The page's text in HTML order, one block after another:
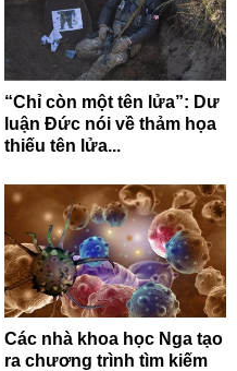
“Chỉ còn một tên lửa”: Dư
luận Đức nói về thảm họa
thiếu tên lửa...
Các nhà khoa học Nga tạo
ra chương trình tìm kiếm